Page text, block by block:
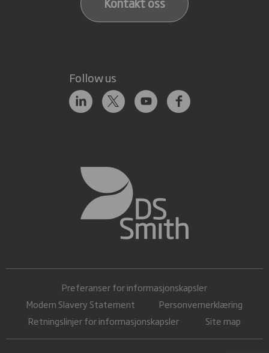
Follow us
Preferanser for informasjonskapsler
Modern Slavery Statement
Personvernerklæring
Retningslinjer for informasjonskapsler
Site map